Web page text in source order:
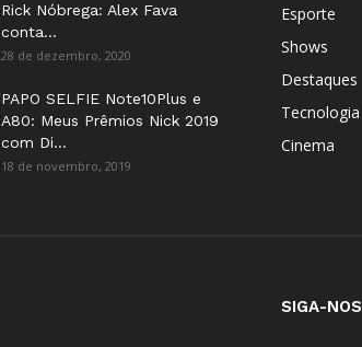
Rick Nóbrega: Alex Fava
conta...
28 de dezembro, 2020
PAPO SELFIE Note10Plus e
A80: Meus Prêmios Nick 2019
com Di...
18 de novembro, 2019
Esporte
Shows
Destaques
Tecnologia
Cinema
SIGA-NOS